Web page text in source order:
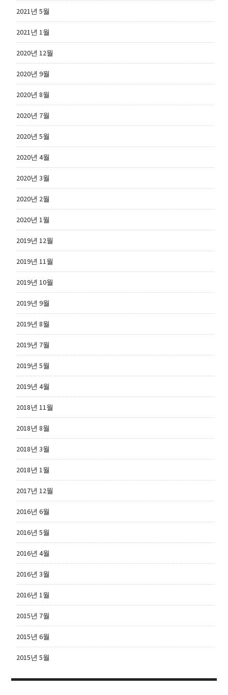
2021년 5월
2021년 1월
2020년 12월
2020년 9월
2020년 8월
2020년 7월
2020년 5월
2020년 4월
2020년 3월
2020년 2월
2020년 1월
2019년 12월
2019년 11월
2019년 10월
2019년 9월
2019년 8월
2019년 7월
2019년 5월
2019년 4월
2018년 11월
2018년 8월
2018년 3월
2018년 1월
2017년 12월
2016년 6월
2016년 5월
2016년 4월
2016년 3월
2016년 1월
2015년 7월
2015년 6월
2015년 5월